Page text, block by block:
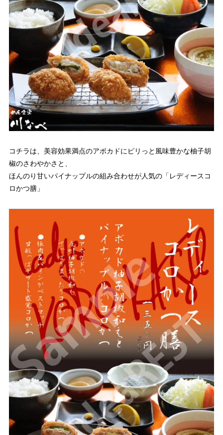
コチラは、美容効果満点のアボカドにピリっと風味豊かな柚子胡
椒のさわやかさと、
ほんのり甘いパイナップルの組み合わせが人気の「レディースコ
ロかつ膳」